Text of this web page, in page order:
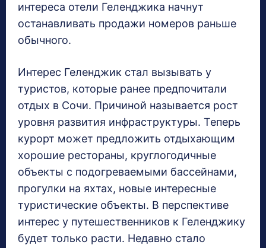
интереса отели Геленджика начнут
останавливать продажи номеров раньше
обычного.
Интерес Геленджик стал вызывать у
туристов, которые ранее предпочитали
отдых в Сочи. Причиной называется рост
уровня развития инфраструктуры. Теперь
курорт может предложить отдыхающим
хорошие рестораны, круглогодичные
объекты с подогреваемыми бассейнами,
прогулки на яхтах, новые интересные
туристические объекты. В перспективе
интерес у путешественников к Геленджику
будет только расти. Недавно стало